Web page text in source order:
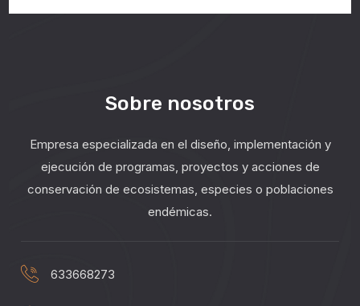
Sobre nosotros
Empresa especializada en el diseño, implementación y
ejecución de programas, proyectos y acciones de
conservación de ecosistemas, especies o poblaciones
endémicas.
633668273